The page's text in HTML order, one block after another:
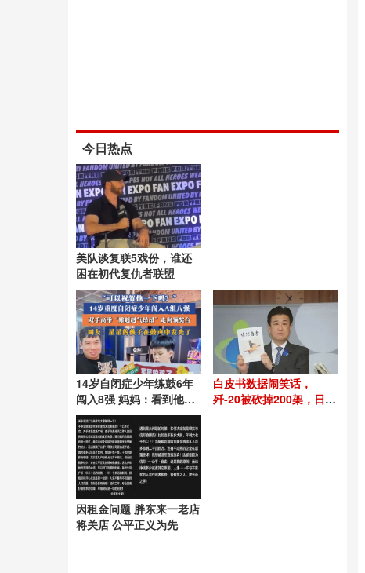
今日热点
美队谈复联5戏份，谁还
困在初代复仇者联盟
14岁自闭症少年练鼓6年
闯入8强 妈妈：看到他站
在台上，心里特别骄傲
白皮书数据闹笑话，
歼-20被砍掉200架，日本
因租金问题 胖东来一老店
将关店 公平正义为先